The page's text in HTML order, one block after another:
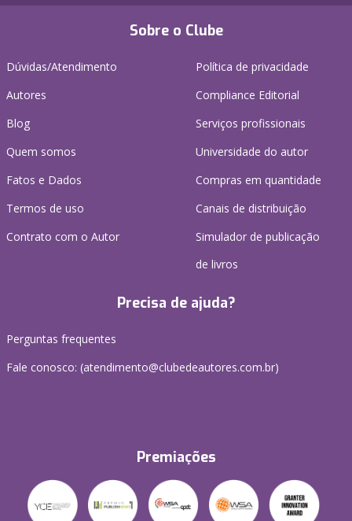
Sobre o Clube
Dúvidas/Atendimento
Autores
Blog
Quem somos
Fatos e Dados
Termos de uso
Contrato com o Autor
Política de privacidade
Compliance Editorial
Serviços profissionais
Universidade do autor
Compras em quantidade
Canais de distribuição
Simulador de publicação
de livros
Precisa de ajuda?
Perguntas frequentes
Fale conosco: (atendimento@clubedeautores.com.br)
Premiações